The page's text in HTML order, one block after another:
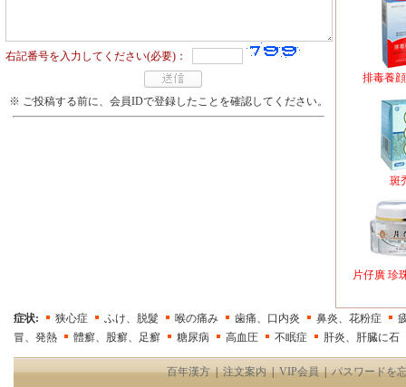
右記番号を入力してください(必要)：
※ ご投稿する前に、会員IDで登録したことを確認してください。
排毒養
斑
片仔廣 珍
症状: 狭心症 ふけ、脱髮 喉の痛み 歯痛、口内炎 鼻炎、花粉症
冒、発熱
體癬、股癬、足癬 糖尿病 高血圧 不眠症 肝炎、肝臓に石
百年漢方|注文案内|VIP会員|パスワードを